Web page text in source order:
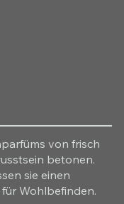
von frisch
betonen.
sie einen
Wohlbefinden.